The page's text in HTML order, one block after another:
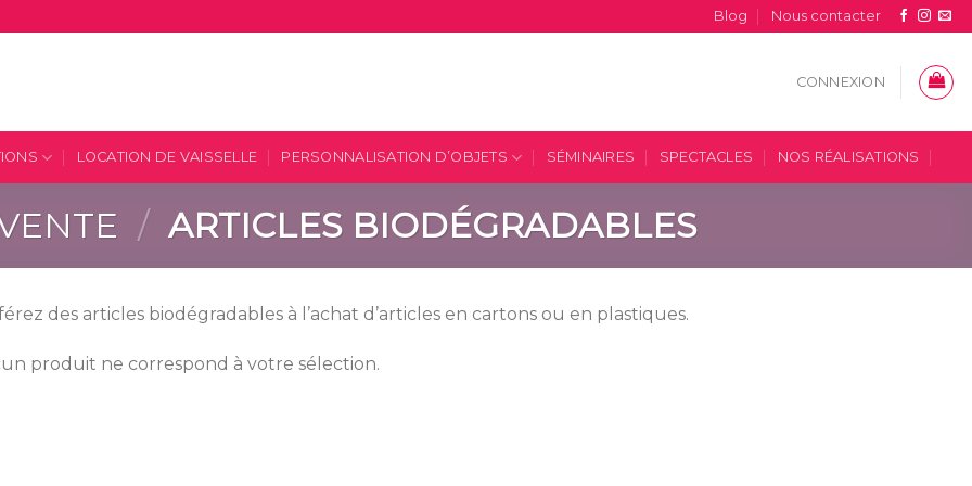
Blog Nous contacter
CONNEXION
LOCATION DE VAISSELLE PERSONNALISATION D’OBJETS SÉMINAIRES SPECTACLES NOS RÉALISATIONS
/ ARTICLES BIODÉGRADABLES
des articles biodégradables à l’achat d’articles en cartons ou en plastiques.
produit ne correspond à votre sélection.